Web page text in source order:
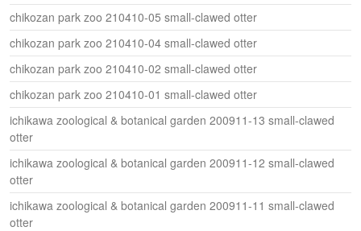
chikozan park zoo 210410-05 small-clawed otter
chikozan park zoo 210410-04 small-clawed otter
chikozan park zoo 210410-02 small-clawed otter
chikozan park zoo 210410-01 small-clawed otter
ichikawa zoological & botanical garden 200911-13 small-clawed
otter
ichikawa zoological & botanical garden 200911-12 small-clawed
otter
ichikawa zoological & botanical garden 200911-11 small-clawed
otter